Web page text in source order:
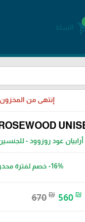
السلة
إنتهى من المخزون
أرابيان عود روزوود - للجنسين -
-16%خصم لفترة
670₪ 560 ₪